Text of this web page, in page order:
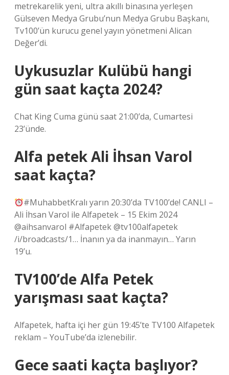
metrekarelik yeni, ultra akıllı binasına yerleşen
Gülseven Medya Grubu’nun Medya Grubu Başkanı,
Tv100’ün kurucu genel yayın yönetmeni Alican
Değer’di.
Uykusuzlar Kulübü hangi
gün saat kaçta 2024?
Chat King Cuma günü saat 21:00’da, Cumartesi
23’ünde.
Alfa petek Ali İhsan Varol
saat kaçta?
#MuhabbetKralı yarın 20:30’da TV100’de! CANLI –
Ali İhsan Varol ile Alfapetek – 15 Ekim 2024
@aihsanvarol #Alfapetek @tv100alfapetek
/i/broadcasts/1… İnanın ya da inanmayın… Yarın
19’u.
TV100’de Alfa Petek
yarışması saat kaçta?
Alfapetek, hafta içi her gün 19:45’te TV100 Alfapetek
reklam – YouTube’da izlenebilir.
Gece saati kaçta başlıyor?